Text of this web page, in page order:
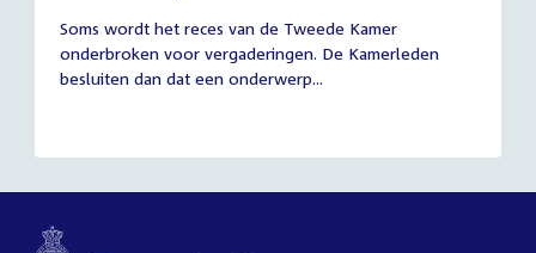
juli
2026
Soms wordt het reces van de Tweede Kamer
onderbroken voor vergaderingen. De Kamerleden
besluiten dan dat een onderwerp...